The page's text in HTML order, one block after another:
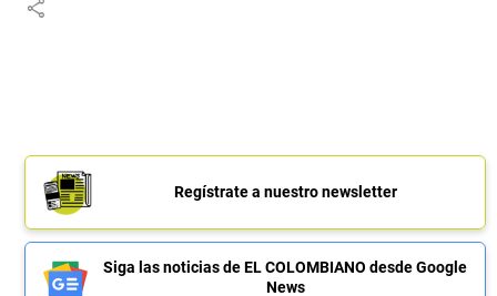
share
Regístrate a nuestro newsletter
Siga las noticias de EL COLOMBIANO desde Google
News